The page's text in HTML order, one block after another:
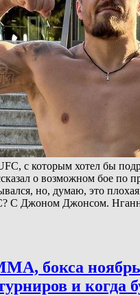
с которым хотел бы
о возможном бое по
но, думаю, это
С Джоном Джонсом.
бокса ноябрь
и когда